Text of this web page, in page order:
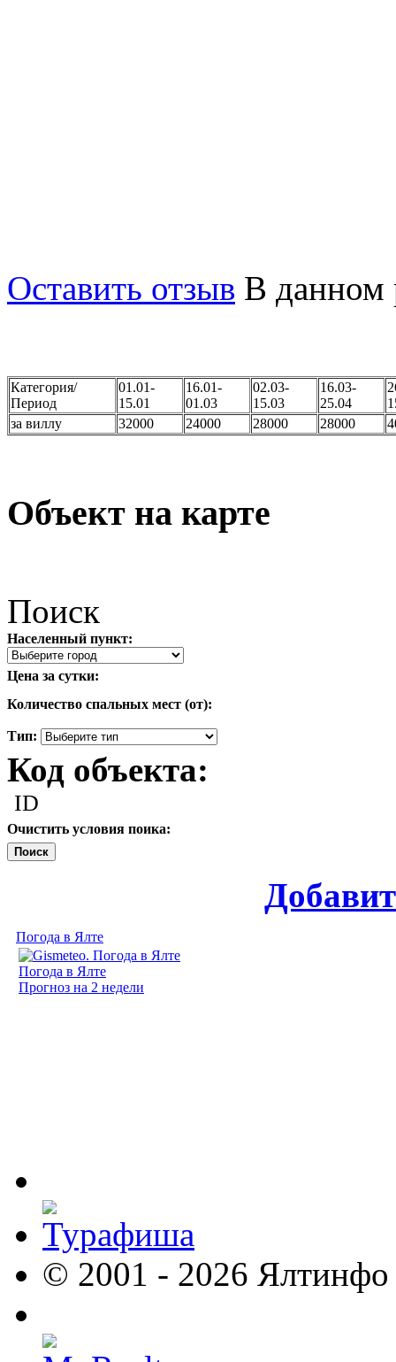
Оставить отзыв В данном
Категория/
Период
01.01-
15.01
16.01-
01.03
02.03-
15.03
16.03-
25.04
за виллу
32000 24000 28000 28000
Объект на карте
Поиск
Населенный пункт:
Цена за сутки:
Количество спальных мест (от):
Тип:
Код объекта:
ID
Очистить условия поика:
Поиск
Погода в Ялте
Погода в Ялте
Прогноз на 2 недели
© 2001 - 2026 Ялтинфо